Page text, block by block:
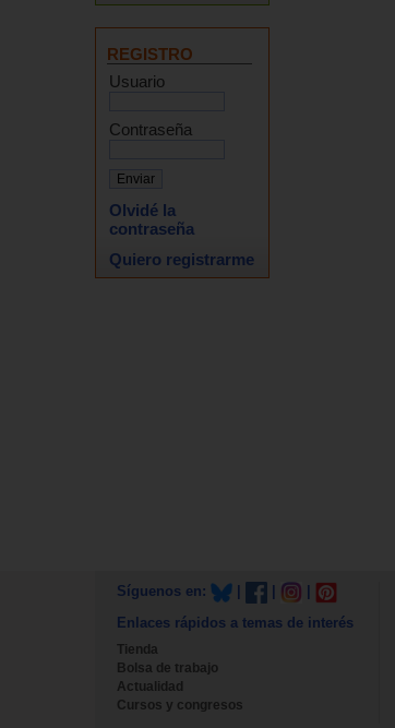
REGISTRO
Usuario
Contraseña
Olvidé la
contraseña
Quiero registrarme
Síguenos en:
Enlaces rápidos a temas de interés
Tienda
Bolsa de trabajo
Actualidad
Cursos y congresos